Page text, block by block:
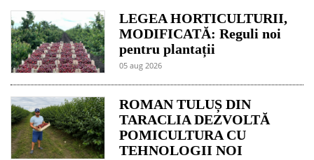
LEGEA HORTICULTURII,
MODIFICATĂ: Reguli noi
pentru plantații
05 aug 2026
ROMAN TULUȘ DIN
TARACLIA DEZVOLTĂ
POMICULTURA CU
TEHNOLOGII NOI